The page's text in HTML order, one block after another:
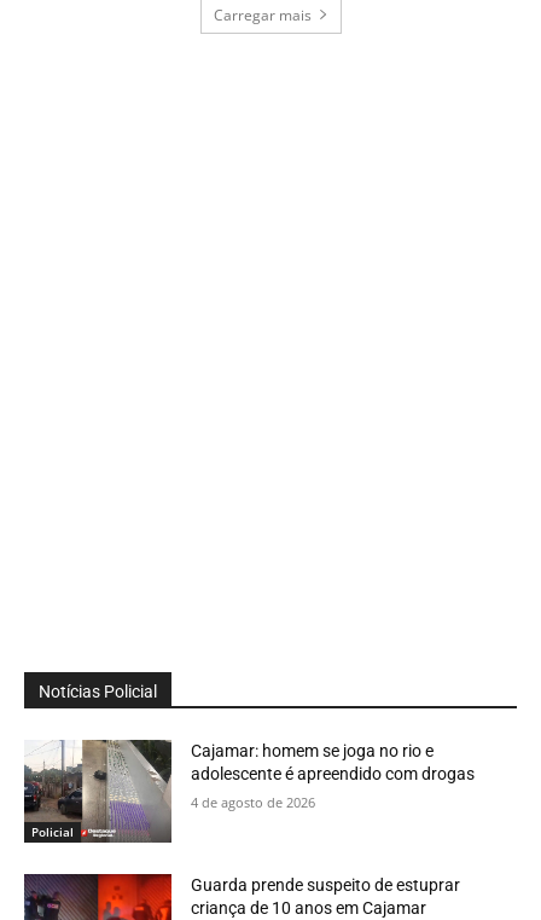
Carregar mais
Notícias Policial
Policial
Cajamar: homem se joga no rio e
adolescente é apreendido com drogas
4 de agosto de 2026
Guarda prende suspeito de estuprar
criança de 10 anos em Cajamar